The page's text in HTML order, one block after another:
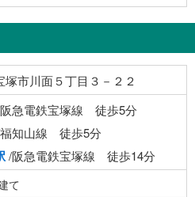
塚市川面５丁目３－２２
急電鉄宝塚線 徒歩5分
知山線 徒歩5分
/阪急電鉄宝塚線 徒歩14分
て